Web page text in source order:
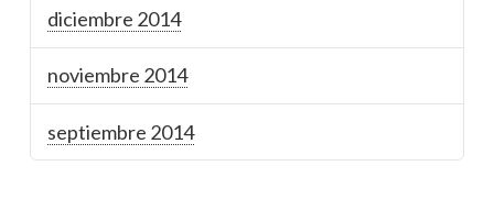
diciembre 2014
noviembre 2014
septiembre 2014